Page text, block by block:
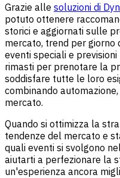
Grazie alle soluzioni di
potuto ottenere
storici e aggiornati sulle
mercato, trend per giorno
eventi speciali e
rimasti per prenotare la
soddisfare tutte le loro
combinando
mercato.
Quando si ottimizza la
tendenze del mercato e
quali eventi si svolgono
aiutarti a perfezionare la
un'esperienza ancora